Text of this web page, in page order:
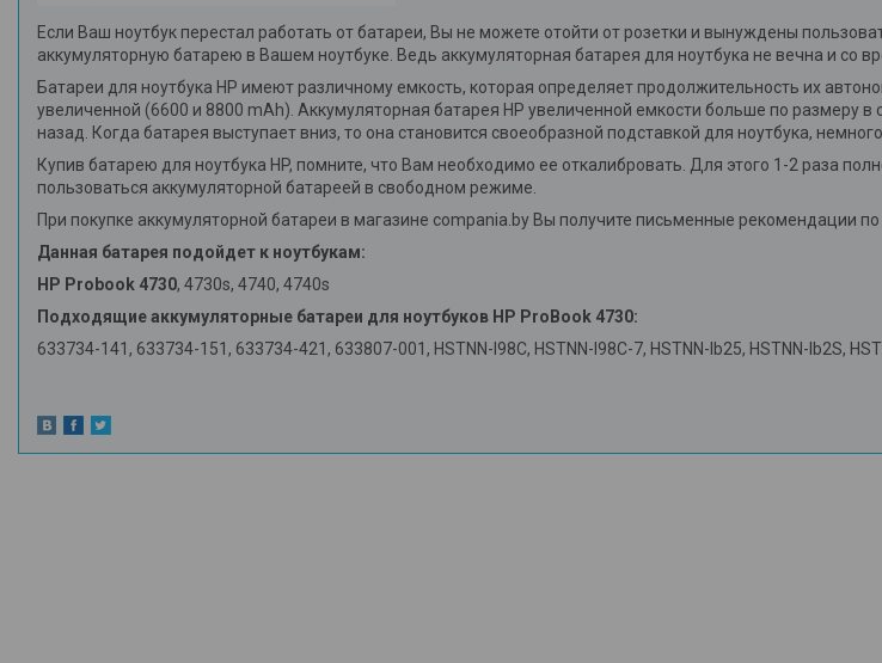
Если Ваш ноутбук перестал работать от батареи, Вы не можете отойти от розетки и вынуждены
аккумуляторную батарею в Вашем ноутбуке. Ведь аккумуляторная батарея для ноутбука не вечна и со
Батареи для ноутбука HP имеют различному емкость, которая определяет продолжительность их
увеличенной (6600 и 8800 mAh). Аккумуляторная батарея HP увеличенной емкости больше по размеру в
назад. Когда батарея выступает вниз, то она становится своеобразной подставкой для ноутбука,
Купив батарею для ноутбука HP, помните, что Вам необходимо ее откалибровать. Для этого 1-2 раза
пользоваться аккумуляторной батареей в свободном режиме.
При покупке аккумуляторной батареи в магазине compania.by Вы получите письменные рекомендации
Данная батарея подойдет к ноутбукам:
HP Probook 4730, 4730s, 4740, 4740s
Подходящие аккумуляторные батареи для ноутбуков HP ProBook 4730:
633734-141, 633734-151, 633734-421, 633807-001, HSTNN-I98C, HSTNN-I98C-7, HSTNN-Ib25, HSTNN-Ib2S,